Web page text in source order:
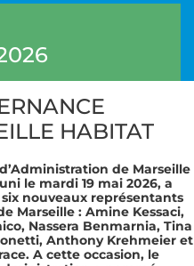
HABITAT
de Marseille
le mardi 19 mai 2026, a
nouveaux représentants
Marseille : Amine Kessaci,
Nassera Benmarnia, Tina
Anthony Krehmeier et
A cette occasion, le